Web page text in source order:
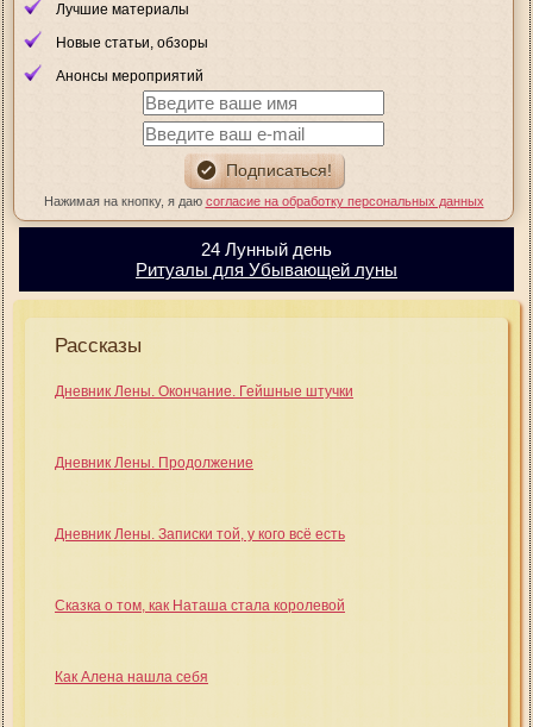
Лучшие материалы
Новые статьи, обзоры
Анонсы мероприятий
Нажимая на кнопку, я даю согласие на обработку персональных данных
24 Лунный день
Ритуалы для Убывающей луны
Рассказы
Дневник Лены. Окончание. Гейшные штучки
Дневник Лены. Продолжение
Дневник Лены. Записки той, у кого всё есть
Сказка о том, как Наташа стала королевой
Как Алена нашла себя